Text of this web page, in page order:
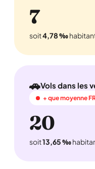
7
soit4,78 ‰
🚗Vols dans les
+ que moyenne
20
soit13,65 ‰